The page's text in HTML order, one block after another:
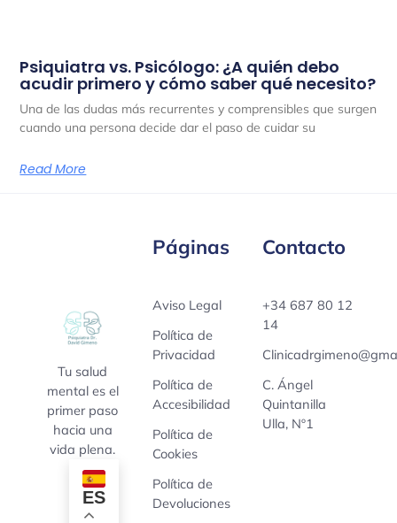
Psiquiatra vs. Psicólogo: ¿A quién debo
acudir primero y cómo saber qué necesito?
Una de las dudas más recurrentes y comprensibles que surgen
cuando una persona decide dar el paso de cuidar su
Read More
Tu salud
mental es el
primer paso
hacia una
vida plena.
ES
Páginas
Aviso Legal
Política de
Privacidad
Política de
Accesibilidad
Política de
Cookies
Política de
Devoluciones
Contacto
+34 687 80 12
14
C. Ángel
Quintanilla
Ulla, Nº1